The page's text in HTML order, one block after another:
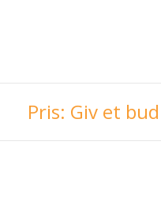
Pris: Giv et bud